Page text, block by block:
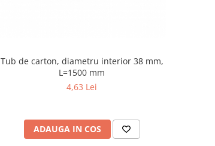
Tub de carton, diametru interior 38 mm,
L=1500 mm
4,63 Lei
ADAUGA IN COS